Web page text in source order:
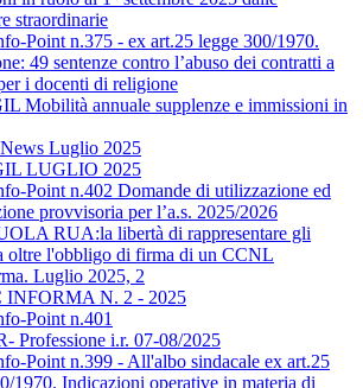
straordinarie
Point n.375 - ex art.25 legge 300/1970.
49 sentenze contro l’abuso dei contratti a
i docenti di religione
Mobilità annuale supplenze e immissioni in
Luglio 2025
LUGLIO 2025
Point n.402 Domande di utilizzazione ed
provvisoria per l’a.s. 2025/2026
RUA:la libertà di rappresentare gli
oltre l'obbligo di firma di un CCNL
Luglio 2025, 2
INFORMA N. 2 - 2025
Point n.401
Professione i.r. 07-08/2025
Point n.399 - All'albo sindacale ex art.25
1970. Indicazioni operative in materia di